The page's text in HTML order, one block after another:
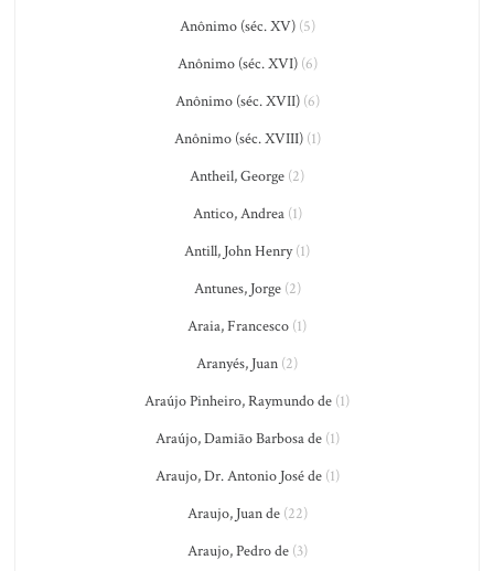
Anônimo (séc. XV)(5)
Anônimo (séc. XVI)(6)
Anônimo (séc. XVII)(6)
Anônimo (séc. XVIII)(1)
Antheil, George (2)
Antico, Andrea(1)
Antill, John Henry(1)
Antunes, Jorge(2)
Araia, Francesco (1)
Aranyés, Juan (2)
Araújo Pinheiro, Raymundo de (1)
Araújo, Damião Barbosa de(1)
Araujo, Dr. Antonio José de(1)
Araujo, Juan de(22)
Araujo, Pedro de(3)